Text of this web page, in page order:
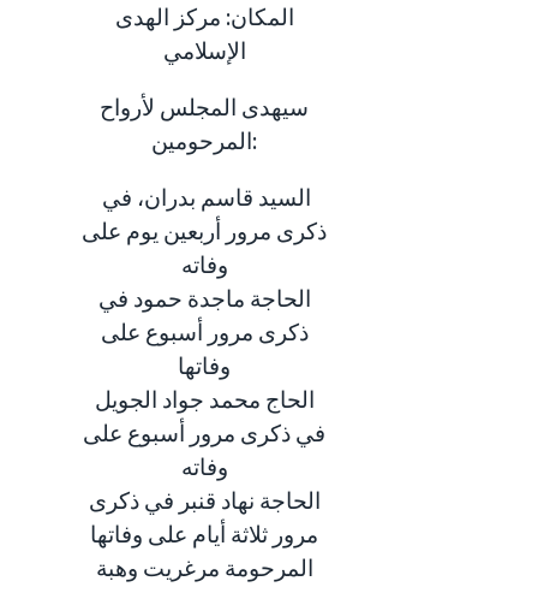
المكان: مركز الهدى
الإسلامي
سيهدى المجلس لأرواح
المرحومين:
ذكرى مرور أربعين يوم على
وفاته
الحاجة ماجدة حمود في
ذكرى مرور أسبوع على
وفاتها
الحاج محمد جواد الجويل
في ذكرى مرور أسبوع على
وفاته
الحاجة نهاد قنبر في ذكرى
مرور ثلاثة أيام على وفاتها
المرحومة مرغريت وهبة